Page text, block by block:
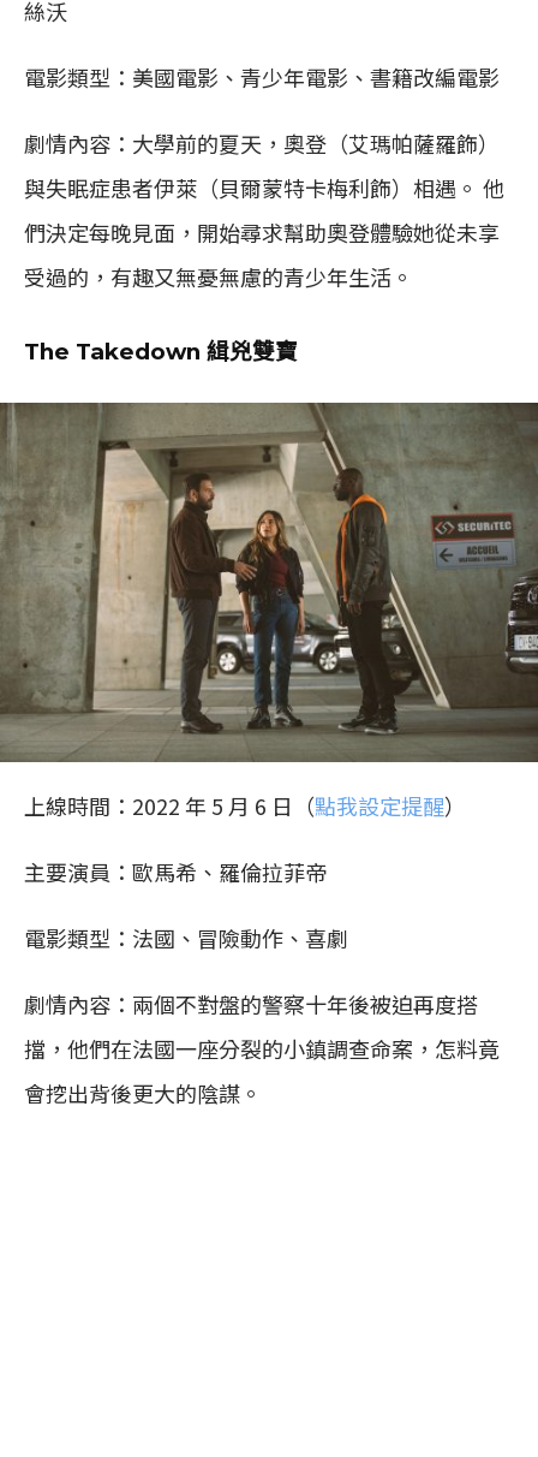
絲沃
電影類型：美國電影、青少年電影、書籍改編電影
劇情內容：大學前的夏天，奧登（艾瑪帕薩羅飾）
與失眠症患者伊萊（貝爾蒙特卡梅利飾）相遇。 他
們決定每晚見面，開始尋求幫助奧登體驗她從未享
受過的，有趣又無憂無慮的青少年生活。
The Takedown 緝兇雙寶
上線時間：2022 年 5 月 6 日（點我設定提醒）
主要演員：歐馬希、羅倫拉菲帝
電影類型：法國、冒險動作、喜劇
劇情內容：兩個不對盤的警察十年後被迫再度搭
擋，他們在法國一座分裂的小鎮調查命案，怎料竟
會挖出背後更大的陰謀。